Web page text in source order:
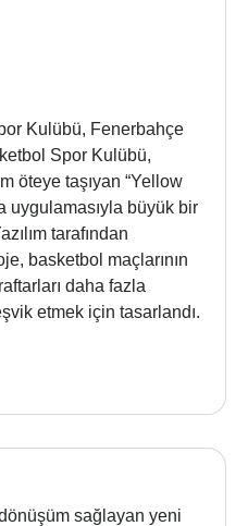
Kulübü, Fenerbahçe
Spor Kulübü,
öteye taşıyan “Yellow
uygulamasıyla büyük bir
tarafından
basketbol maçlarının
daha fazla
etmek için tasarlandı.
sağlayan yeni